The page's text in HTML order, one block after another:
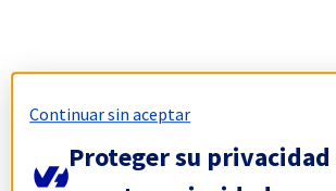
Continuar sin aceptar
Proteger su privacidad